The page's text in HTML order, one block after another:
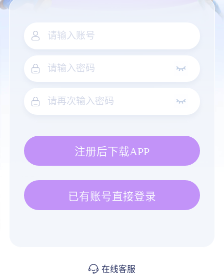
注册后下载APP
已有账号直接登录
在线客服